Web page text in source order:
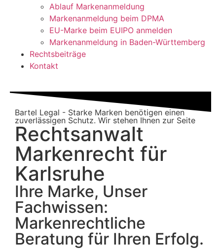
Ablauf Markenanmeldung
Markenanmeldung beim DPMA
EU-Marke beim EUIPO anmelden
Markenanmeldung in Baden-Württemberg
Rechtsbeiträge
Kontakt
Bartel Legal - Starke Marken benötigen einen
zuverlässigen Schutz. Wir stehen Ihnen zur Seite
Rechtsanwalt
Markenrecht für
Karlsruhe
Ihre Marke, Unser
Fachwissen:
Markenrechtliche
Beratung für Ihren Erfolg.